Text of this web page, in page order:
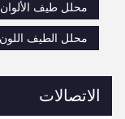
محلل طيف
محلل الطيف اللون
الاتصالات